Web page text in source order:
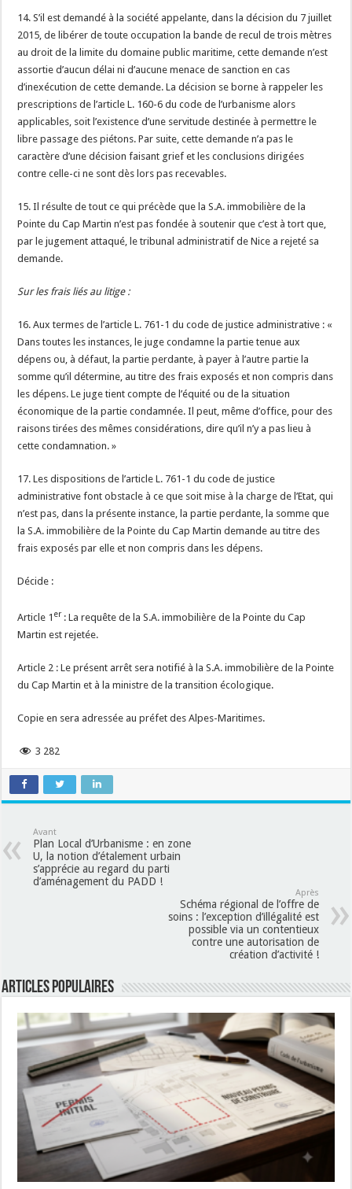
14. S’il est demandé à la société appelante, dans la décision du 7 juillet
2015, de libérer de toute occupation la bande de recul de trois mètres
au droit de la limite du domaine public maritime, cette demande n’est
assortie d’aucun délai ni d’aucune menace de sanction en cas
d’inexécution de cette demande. La décision se borne à rappeler les
prescriptions de l’article L. 160-6 du code de l’urbanisme alors
applicables, soit l’existence d’une servitude destinée à permettre le
libre passage des piétons. Par suite, cette demande n’a pas le
caractère d’une décision faisant grief et les conclusions dirigées
contre celle-ci ne sont dès lors pas recevables.
15. Il résulte de tout ce qui précède que la S.A. immobilière de la
Pointe du Cap Martin n’est pas fondée à soutenir que c’est à tort que,
par le jugement attaqué, le tribunal administratif de Nice a rejeté sa
demande.
Sur les frais liés au litige :
16. Aux termes de l’article L. 761-1 du code de justice administrative : «
Dans toutes les instances, le juge condamne la partie tenue aux
dépens ou, à défaut, la partie perdante, à payer à l’autre partie la
somme qu’il détermine, au titre des frais exposés et non compris dans
les dépens. Le juge tient compte de l’équité ou de la situation
économique de la partie condamnée. Il peut, même d’office, pour des
raisons tirées des mêmes considérations, dire qu’il n’y a pas lieu à
cette condamnation. »
17. Les dispositions de l’article L. 761-1 du code de justice
administrative font obstacle à ce que soit mise à la charge de l’Etat, qui
n’est pas, dans la présente instance, la partie perdante, la somme que
la S.A. immobilière de la Pointe du Cap Martin demande au titre des
frais exposés par elle et non compris dans les dépens.
Décide :
Article 1 er : La requête de la S.A. immobilière de la Pointe du Cap
Martin est rejetée.
Article 2 : Le présent arrêt sera notifié à la S.A. immobilière de la Pointe
du Cap Martin et à la ministre de la transition écologique.
Copie en sera adressée au préfet des Alpes-Maritimes.
3 282
Avant
Plan Local d’Urbanisme : en zone
U, la notion d’étalement urbain
s’apprécie au regard du parti
d’aménagement du PADD !
Après
Schéma régional de l’offre de
soins : l’exception d’illégalité est
possible via un contentieux
contre une autorisation de
création d’activité !
Articles populaires